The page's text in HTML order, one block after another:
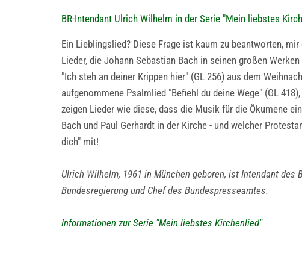
BR-Intendant Ulrich Wilhelm in der Serie "Mein liebstes
Ein Lieblingslied? Diese Frage ist kaum zu beantworten,
Lieder, die Johann Sebastian Bach in seinen großen
"Ich steh an deiner Krippen hier" (GL 256) aus dem
aufgenommene Psalmlied "Befiehl du deine Wege" (GL
zeigen Lieder wie diese, dass die Musik für die Ökumene
Bach und Paul Gerhardt in der Kirche - und welcher
dich" mit!
Ulrich Wilhelm, 1961 in München geboren, ist Intendant
Bundesregierung und Chef des Bundespresseamtes.
Informationen zur Serie "Mein liebstes Kirchenlied"